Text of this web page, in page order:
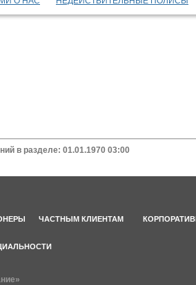
в разделе: 01.01.1970 03:00
ЧАСТНЫМ КЛИЕНТАМ